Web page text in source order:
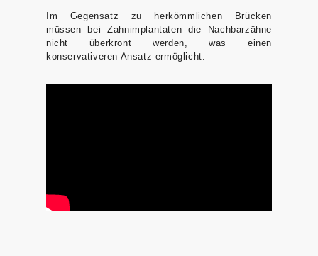
Im Gegensatz zu herkömmlichen Brücken
müssen bei Zahnimplantaten die Nachbarzähne
nicht überkront werden, was einen
konservativeren Ansatz ermöglicht.